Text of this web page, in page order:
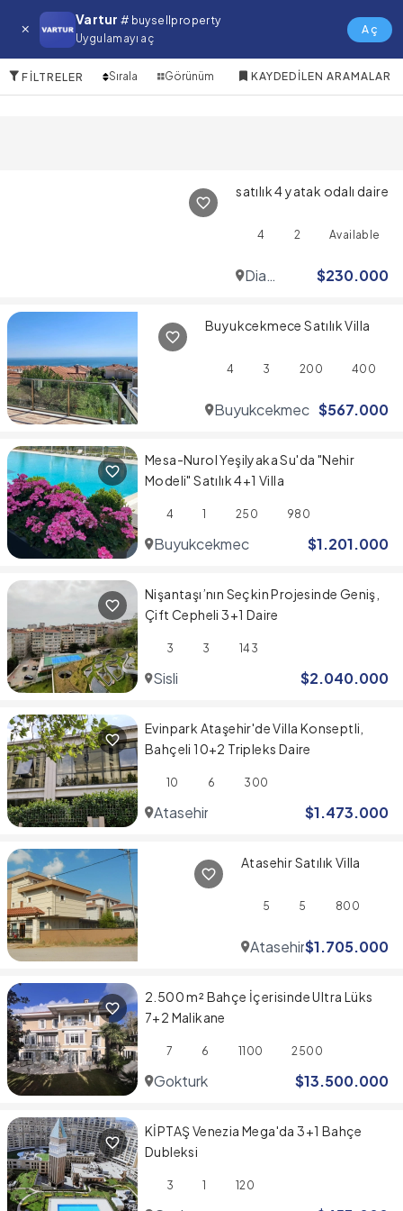
Vartur # buysellproperty
Uygulamayı aç
Aç
Esenler Satılık Emlak
FILTRELER Sırala Görünüm KAYDEDILEN ARAMALAR
satılık 4 yatak odalı daire
4 2 Available
Dia
$230.000
Buyukcekmece Satılık Villa
4 3 200 400
Buyukcekmece $567.000
Mesa-Nurol Yeşilyaka Su'da "Nehir
Modeli" Satılık 4+1 Villa
4 1 250 980
Buyukcekmece $1.201.000
Nişantaşı’nın Seçkin Projesinde Geniş,
Çift Cepheli 3+1 Daire
3 3 143
Sisli $2.040.000
Evinpark Ataşehir'de Villa Konseptli,
Bahçeli 10+2 Tripleks Daire
10 6 300
Atasehir $1.473.000
Atasehir Satılık Villa
5 5 800
Atasehir$1.705.000
2.500 m² Bahçe İçerisinde Ultra Lüks
7+2 Malikane
7 6 1100 2500
Gokturk $13.500.000
KİPTAŞ Venezia Mega'da 3+1 Bahçe
Dubleksi
3 1 120